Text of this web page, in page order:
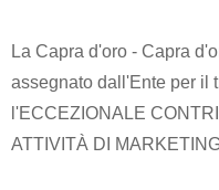
La Capra d'oro - Capra
assegnato dall'Ente per il
l'ECCEZIONALE
ATTIVITÀ DI